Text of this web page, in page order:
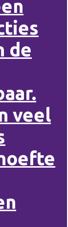
de
veel